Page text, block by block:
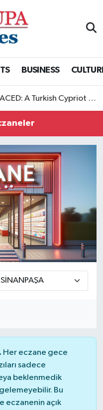
BUSINESS
Story is now available to watch
Her eczane gece
sadece
beklenmedik
Bu
eczanenin açık